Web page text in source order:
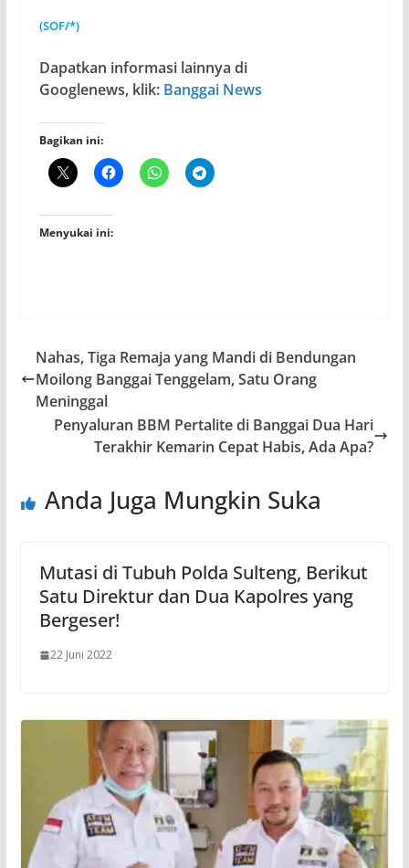
(SOF/*)
Dapatkan informasi lainnya di
Googlenews, klik: Banggai News
Bagikan ini:
Menyukai ini:
Nahas, Tiga Remaja yang Mandi di Bendungan
Moilong Banggai Tenggelam, Satu Orang
Meninggal
Penyaluran BBM Pertalite di Banggai Dua Hari
Terakhir Kemarin Cepat Habis, Ada Apa?
Anda Juga Mungkin Suka
Mutasi di Tubuh Polda Sulteng, Berikut
Satu Direktur dan Dua Kapolres yang
Bergeser!
22 Juni 2022